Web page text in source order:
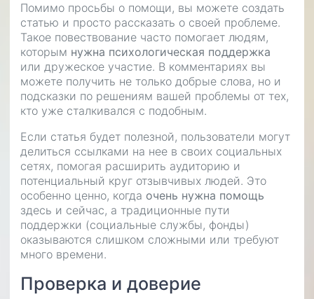
Помимо просьбы о помощи, вы можете создать
статью и просто рассказать о своей проблеме.
Такое повествование часто помогает людям,
которым нужна психологическая поддержка
или дружеское участие. В комментариях вы
можете получить не только добрые слова, но и
подсказки по решениям вашей проблемы от тех,
кто уже сталкивался с подобным.
Если статья будет полезной, пользователи могут
делиться ссылками на нее в своих социальных
сетях, помогая расширить аудиторию и
потенциальный круг отзывчивых людей. Это
особенно ценно, когда очень нужна помощь
здесь и сейчас, а традиционные пути
поддержки (социальные службы, фонды)
оказываются слишком сложными или требуют
много времени.
Проверка и доверие